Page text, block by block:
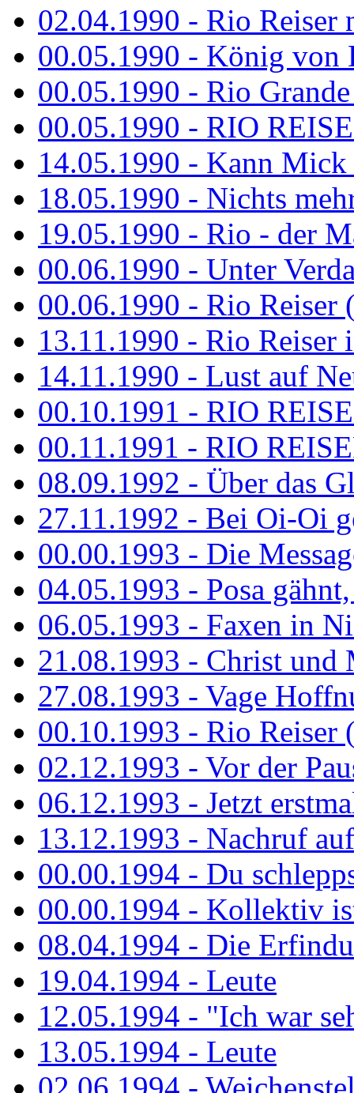
02.04.1990 - Rio
00.05.1990 - König von
00.05.1990 - Rio
00.05.1990 - RIO
14.05.1990 - Kann Mick
18.05.1990 - Nichts
19.05.1990 - Rio - der
00.06.1990 - Unter
00.06.1990 - Rio Reiser
13.11.1990 - Rio Reiser
14.11.1990 - Lust auf
00.10.1991 - RIO
00.11.1991 - RIO
08.09.1992 - Über das
27.11.1992 - Bei Oi-Oi
00.00.1993 - Die
04.05.1993 - Posa
06.05.1993 - Faxen in
21.08.1993 - Christ und
27.08.1993 - Vage
00.10.1993 - Rio Reiser
02.12.1993 - Vor der
06.12.1993 - Jetzt
13.12.1993 - Nachruf
00.00.1994 - Du
00.00.1994 - Kollektiv
08.04.1994 - Die
19.04.1994 - Leute
12.05.1994 - "Ich war
13.05.1994 - Leute